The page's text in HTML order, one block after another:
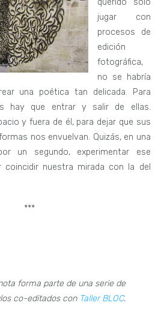
jugar con
procesos de
edición
fotográfica,
no se habría
una poética tan delicada. Para
hay que entrar y salir de ellas.
y fuera de él, para dejar que sus
nos envuelvan. Quizás, en una
un segundo, experimentar ese
nuestra mirada con la del
***
forma parte de una serie de
co-editados con Taller BLOC.